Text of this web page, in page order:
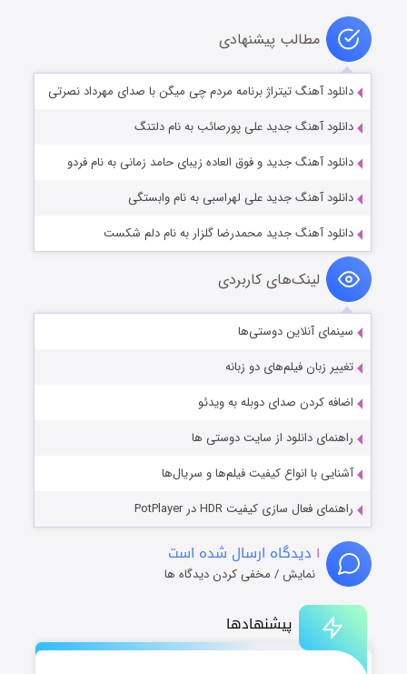
پیشنهادها
مطالب پیشنهادی
دانلود آهنگ تیتراژ برنامه مردم چی میگن با صدای مهرداد نصرتی
دانلود آهنگ جدید علی پورصائب به نام دلتنگ
دانلود آهنگ جدید و فوق العاده زیبای حامد زمانی به نام فردو
دانلود آهنگ جدید علی لهراسبی به نام وابستگی
دانلود آهنگ جدید محمدرضا گلزار به نام دلم شکست
لینک‌های کاربردی
سینمای آنلاین دوستی‌ها
تغییر زبان فیلم‌های دو زبانه
اضافه کردن صدای دوبله به ویدئو
راهنمای دانلود از سایت دوستی ها
آشنایی با انواع کیفیت فیلم‌ها و سریال‌ها
راهنمای فعال سازی کیفیت HDR در PotPlayer
۱ دیدگاه ارسال شده است
نمایش / مخفی کردن دیدگاه ها